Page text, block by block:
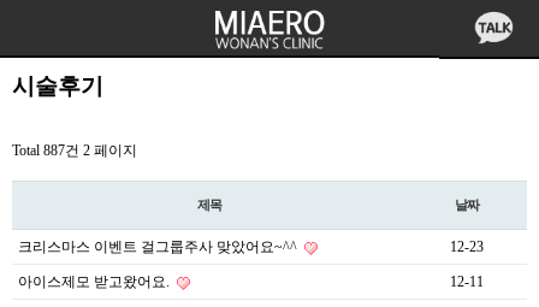
시술후기
Total 887건 2 페이지
제목 날짜
크리스마스 이벤트 걸그룹주사 맞았어요~^^ 12-23
아이스제모 받고왔어요. 12-11